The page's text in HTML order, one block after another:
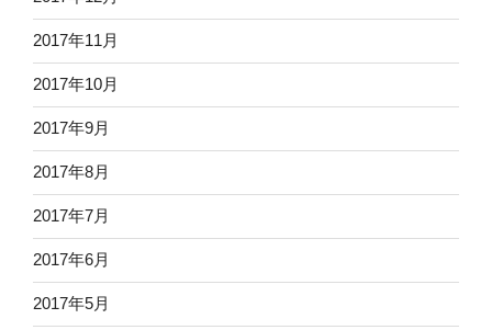
2017年11月
2017年10月
2017年9月
2017年8月
2017年7月
2017年6月
2017年5月